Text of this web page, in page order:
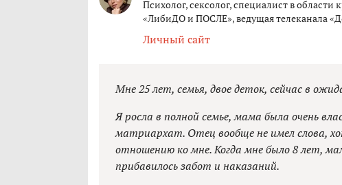
Психолог, сексолог, специалист в
«ЛибиДО и ПОСЛЕ», ведущая телеканала
Личный сайт
Мне 25 лет, семья, двое деток, сейчас в
Я росла в полной семье, мама была очень
матриархат. Отец вообще не имел слова,
отношению ко мне. Когда мне было 8 лет,
прибавилось забот и наказаний.